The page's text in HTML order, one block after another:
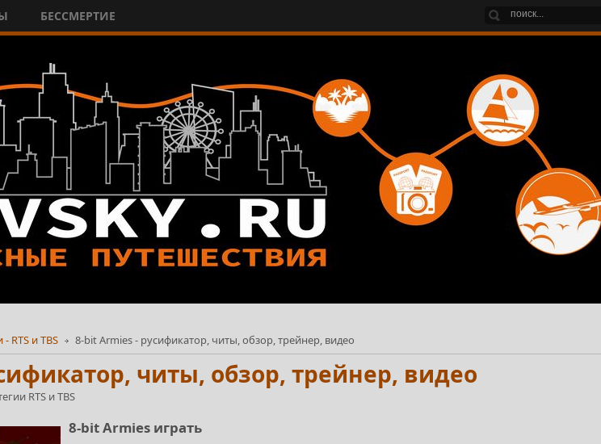
БЕССМЕРТИЕ
RTS и TBS 8-bit Armies - русификатор, читы, обзор, трейнер, видео
читы, обзор, трейнер, видео
RTS и TBS
8-bit Armies играть